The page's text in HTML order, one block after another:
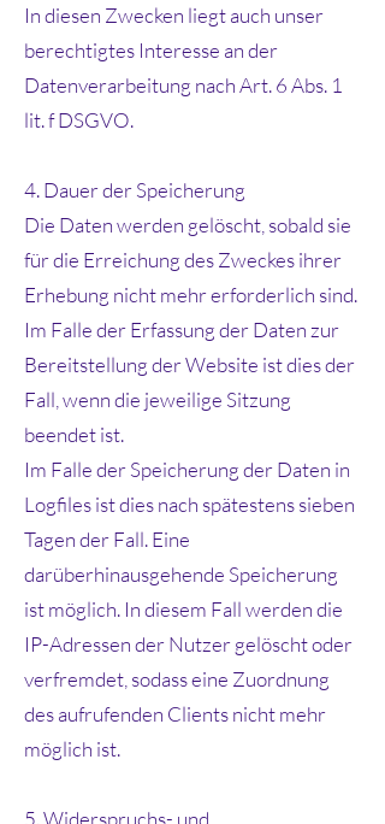
In diesen Zwecken liegt auch unser
berechtigtes Interesse an der
Datenverarbeitung nach Art. 6 Abs. 1
lit. f DSGVO.
4. Dauer der Speicherung
Die Daten werden gelöscht, sobald sie
für die Erreichung des Zweckes ihrer
Erhebung nicht mehr erforderlich sind.
Im Falle der Erfassung der Daten zur
Bereitstellung der Website ist dies der
Fall, wenn die jeweilige Sitzung
beendet ist.
Im Falle der Speicherung der Daten in
Logfiles ist dies nach spätestens sieben
Tagen der Fall. Eine
darüberhinausgehende Speicherung
ist möglich. In diesem Fall werden die
IP-Adressen der Nutzer gelöscht oder
verfremdet, sodass eine Zuordnung
des aufrufenden Clients nicht mehr
möglich ist.
5. Widerspruchs- und